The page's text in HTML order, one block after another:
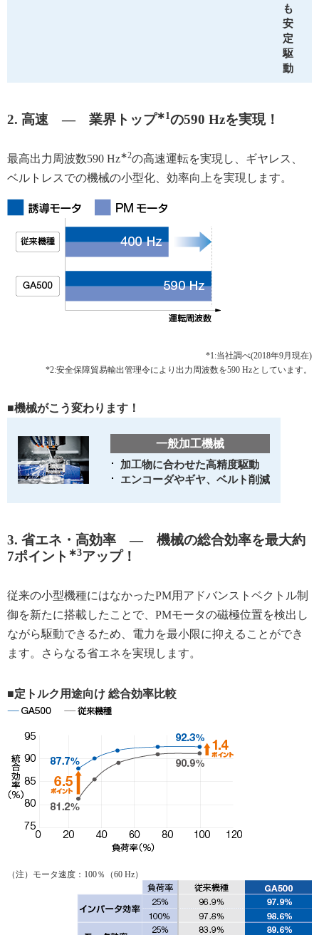
も
安
定
駆
動
2. 高速 ― 業界トップ∗1の590 Hzを実現！
最高出力周波数590 Hz∗2の高速運転を実現し、ギヤレス、
ベルトレスでの機械の小型化、効率向上を実現します。
*1:当社調べ(2018年9月現在)
*2:安全保障貿易輸出管理令により出力周波数を590 Hzとしています。
■機械がこう変わります！
一般加工機械
加工物に合わせた高精度駆動
エンコーダやギヤ、ベルト削減
3. 省エネ・高効率 ― 機械の総合効率を最大約
7ポイント ∗3アップ！
従来の小型機種にはなかったPM用アドバンストベクトル制
御を新たに搭載したことで、PMモータの磁極位置を検出し
ながら駆動できるため、電力を最小限に抑えることができ
ます。さらなる省エネを実現します。
■定トルク用途向け 総合効率比較
（注）モータ速度：100％（60 Hz）